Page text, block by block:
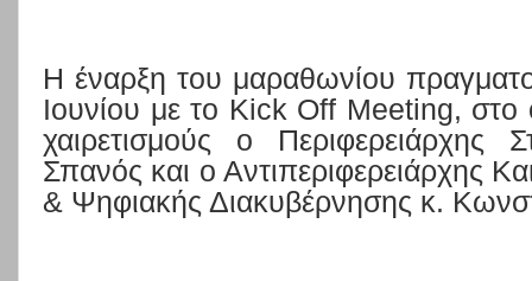
Η έναρξη του μαραθωνίου
Ιουνίου με το Kick Off Meeting, στο
χαιρετισμούς ο Περιφερειάρχης
Σπανός και ο Αντιπεριφερειάρχης
& Ψηφιακής Διακυβέρνησης κ.